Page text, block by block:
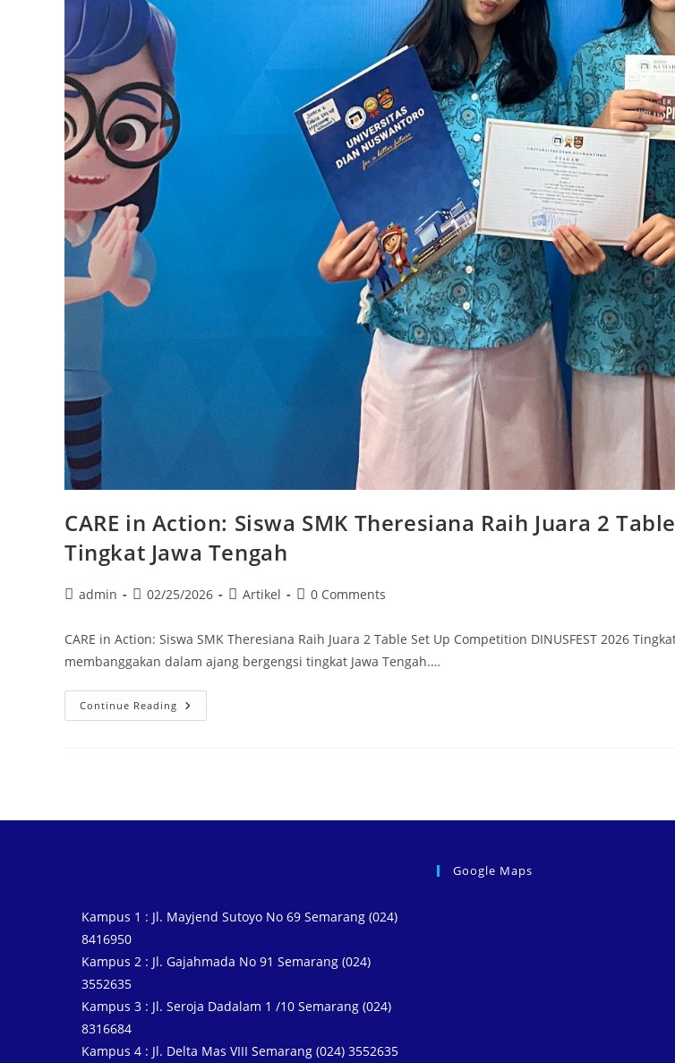
CARE in Action: Siswa SMK Theresiana Raih Juara 2
Tingkat Jawa Tengah
admin 02/25/2026 Artikel 0 Comments
CARE in Action: Siswa SMK Theresiana Raih Juara 2 Table Set Up Competition DINUSFEST 2026
membanggakan dalam ajang bergengsi tingkat Jawa Tengah.…
Continue Reading
Kampus 1 : Jl. Mayjend Sutoyo No 69 Semarang (024)
8416950
Kampus 2 : Jl. Gajahmada No 91 Semarang (024)
3552635
Kampus 3 : Jl. Seroja Dadalam 1 /10 Semarang (024)
8316684
Kampus 4 : Jl. Delta Mas VIII Semarang (024) 3552635
Google Maps